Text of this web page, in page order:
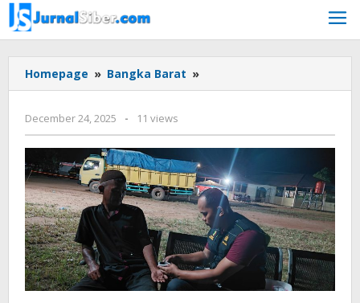
Skip
to
content
Homepage » Bangka Barat »
title
December 24, 2025
by
faras
prakasa
- 11 views